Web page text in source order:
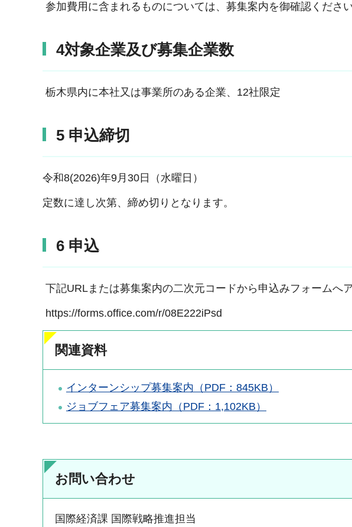
参加費用に含まれるものについては、募集案内を御確認くださ
4対象企業及び募集企業数
栃木県内に本社又は事業所のある企業、12社限定
5 申込締切
令和8(2026)年9月30日（水曜日）
定数に達し次第、締め切りとなります。
6 申込
下記URLまたは募集案内の二次元コードから申込みフォームへ
https://forms.office.com/r/08E222iPsd
関連資料
インターンシップ募集案内（PDF：845KB）
ジョブフェア募集案内（PDF：1,102KB）
お問い合わせ
国際経済課 国際戦略推進担当